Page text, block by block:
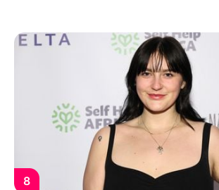
8